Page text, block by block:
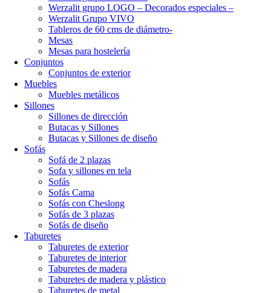
Werzalit grupo LOGO – Decorados especiales –
Werzalit Grupo VIVO
Tableros de 60 cms de diámetro-
Mesas
Mesas para hostelería
Conjuntos
Conjuntos de exterior
Muebles
Muebles metálicos
Sillones
Sillones de dirección
Butacas y Sillones
Butacas y Sillones de diseño
Sofás
Sofá de 2 plazas
Sofa y sillones en tela
Sofás
Sofás Cama
Sofás con Cheslong
Sofás de 3 plazas
Sofás de diseño
Taburetes
Taburetes de exterior
Taburetes de interior
Taburetes de madera
Taburetes de madera y plástico
Taburetes de metal